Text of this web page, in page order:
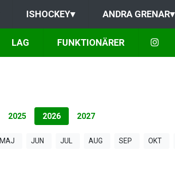
ISHOCKEY▾ ANDRA GRENAR▾
LAG FUNKTIONÄRER
2025 2026 2027
MAJ JUN JUL AUG SEP OKT